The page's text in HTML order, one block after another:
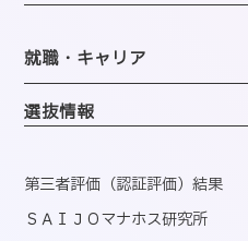
情報・AIライフコース
医療事務コンピュータコース
企画・地域ブランディングコー
ホテル・ホスピタリティコース
エアライン・ホスピタリティコ
ブライダル・コーディネートコ
韓国語コミュニケーションコース
就職・キャリア
キャリアサポートセンター
資格取得
国内インターンシップ・課外研修
選抜情報
第三者評価（認証評価）結果
ＳＡＩＪＯマナホス研究所